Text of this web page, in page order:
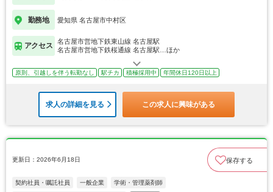
勤務地 愛知県 名古屋市中村区
アクセス
名古屋市営地下鉄東山線 名古屋駅
名古屋市営地下鉄桜通線 名古屋駅…ほか
原則、引越しを伴う転勤なし 駅チカ 積極採用中 年間休日120日以上
求人の詳細を見る この求人に興味がある
更新日：2026年6月18日 保存する
契約社員・嘱託社員 一般企業 学術・管理薬剤師